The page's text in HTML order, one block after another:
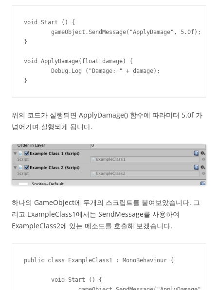
void Start () {
}
void ApplyDamage(float damage) {
}
위의 코드가 실행되면 ApplyDamage() 함수에 파라미터 5.0f 가
넘어가며 실행되게 됩니다.
하나의 GameObject에 두개의 스크립트를 붙여보았습니다. 그
리고 ExampleClass1에서는 SendMessage를 사용하여
ExampleClass2에 있는 메소드를 호출해 보겠습니다.
public class ExampleClass1 : MonoBehaviour {